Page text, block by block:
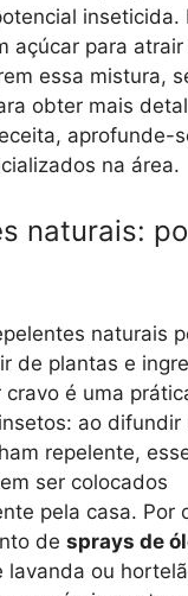
inseticida.
açúcar para
essa mistura,
obter mais
aprofunde-
na área.
naturais:
naturais
de plantas e
cravo é uma
ao difundir
repelente,
ser colocados
pela casa. Por
de sprays de
lavanda ou